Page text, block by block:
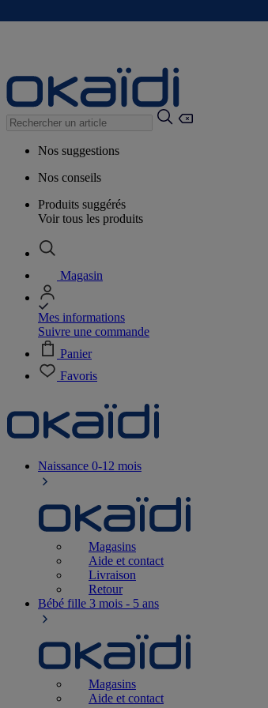
Nos suggestions
Nos conseils
Produits suggérés
Voir tous les produits
Magasin
Mes informations
Suivre une commande
Panier
Favoris
Naissance 0-12 mois
Magasins
Aide et contact
Livraison
Retour
Bébé fille 3 mois - 5 ans
Magasins
Aide et contact